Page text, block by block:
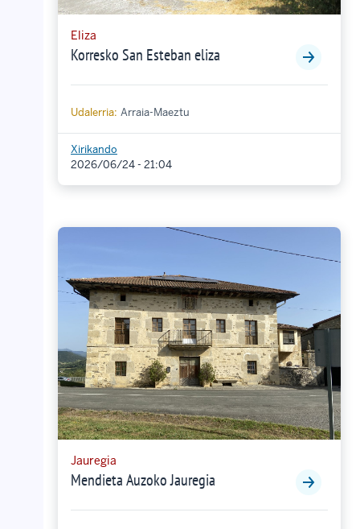
Eliza
Korresko San Esteban eliza
Udalerria: Arraia-Maeztu
Xirikando
2026/06/24 - 21:04
Jauregia
Mendieta Auzoko Jauregia